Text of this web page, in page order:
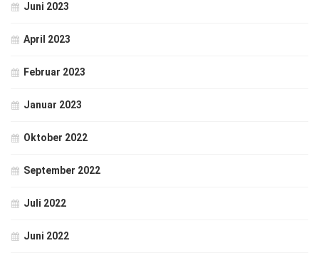
Juni 2023
April 2023
Februar 2023
Januar 2023
Oktober 2022
September 2022
Juli 2022
Juni 2022